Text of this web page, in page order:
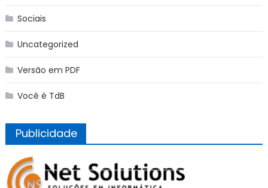
Sociais
Uncategorized
Versão em PDF
Você é TdB
Publicidade